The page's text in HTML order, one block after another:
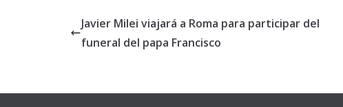
Javier Milei viajará a Roma para participar del
funeral del papa Francisco